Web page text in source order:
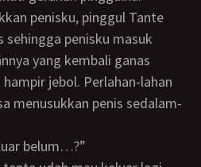
sehingga penisku masuk
yang kembali ganas
jebol. Perlahan-lahan
menusukkan penis sedalam-
belum…?”